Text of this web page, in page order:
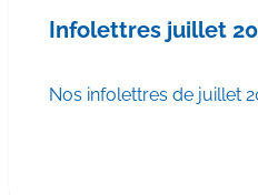
Infolettres juillet
Nos infolettres de juillet